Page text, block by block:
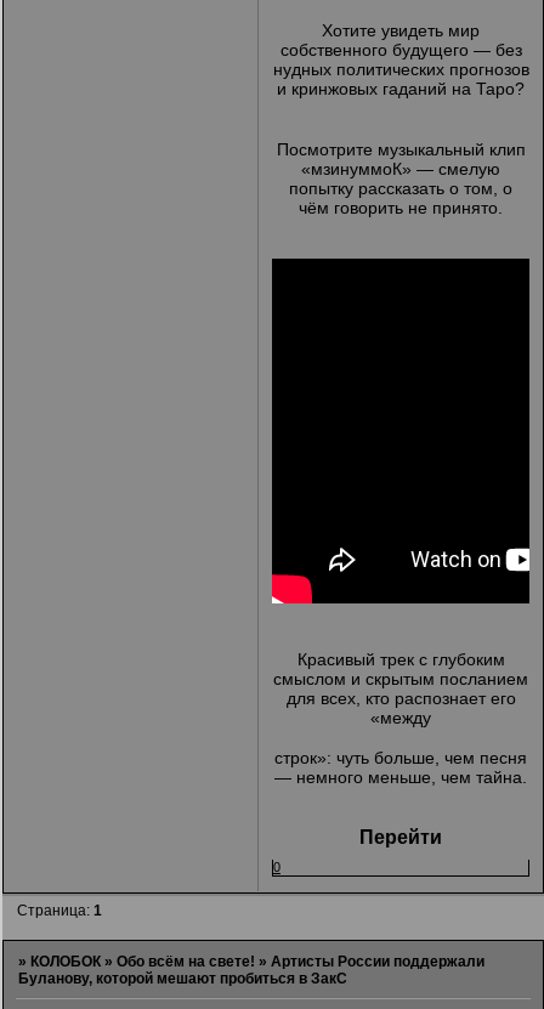
Хотите увидеть мир
собственного будущего — без
нудных политических прогнозов
и кринжовых гаданий на Таро?
Посмотрите музыкальный клип
«мзинуммоК» — смелую
попытку рассказать о том, о
чём говорить не принято.
Красивый трек с глубоким
смыслом и скрытым посланием
для всех, кто распознает его
«между
строк»: чуть больше, чем песня
— немного меньше, чем тайна.
Перейти
0
Страница:1
»КОЛОБОК »Обо всём на свете! »Артисты России поддержали
Буланову, которой мешают пробиться в ЗакС